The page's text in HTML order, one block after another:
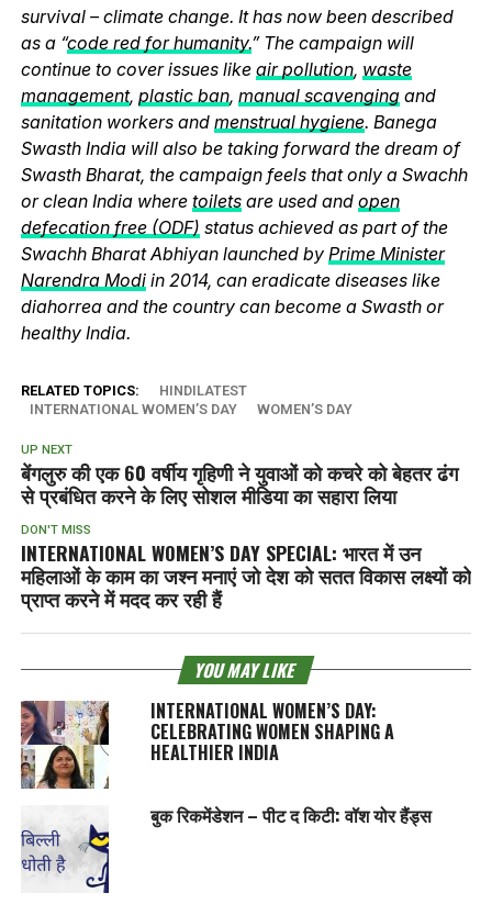
survival – climate change. It has now been described
as a “code red for humanity.” The campaign will
continue to cover issues like air pollution, waste
management, plastic ban, manual scavengingand
sanitation workers and menstrual hygiene. Banega
Swasth India will also be taking forward the dream of
Swasth Bharat, the campaign feels that only a Swachh
or clean India where toiletsare used and open
defecation free (ODF) status achieved as part of the
Swachh Bharat Abhiyan launched by Prime Minister
Narendra Modiin 2014, can eradicate diseases like
diahorrea and the country can become a Swasth or
healthy India.
RELATED TOPICS:
HINDILATEST
INTERNATIONAL WOMEN’S DAY
WOMEN’S DAY
UP NEXT
बेंगलुरु की एक 60 वर्षीय गृहिणी ने युवाओं को कचरे को बेहतर ढंग
से प्रबंधित करने के लिए सोशल मीडिया का सहारा लिया
DON'T MISS
INTERNATIONAL WOMEN’S DAY SPECIAL: भारत में उन
महिलाओं के काम का जश्न मनाएं जो देश को सतत विकास लक्ष्यों को
प्राप्त करने में मदद कर रही हैं
YOU MAY LIKE
INTERNATIONAL WOMEN’S DAY:
CELEBRATING WOMEN SHAPING A
HEALTHIER INDIA
बुक रिकमेंडेशन – पीट द किटी: वॉश योर हैंड्स